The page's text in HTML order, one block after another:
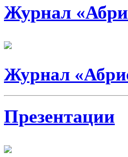
Журнал
Журнал
Презентации